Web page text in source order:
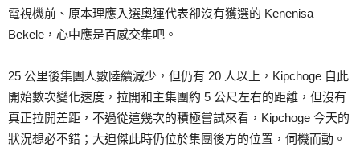
電視機前、原本理應入選奧運代表卻沒有獲選的 Kenenisa
Bekele，心中應是百感交集吧。
25 公里後集團人數陸續減少，但仍有 20 人以上，Kipchoge 自此
開始數次變化速度，拉開和主集團約 5 公尺左右的距離，但沒有
真正拉開差距，不過從這幾次的積極嘗試來看，Kipchoge 今天的
狀況想必不錯；大迫傑此時仍位於集團後方的位置，伺機而動。